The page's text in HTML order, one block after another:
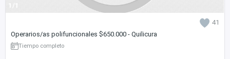
1/1
41
Operarios/as polifuncionales $650.000 - Quilicura
Tiempo completo